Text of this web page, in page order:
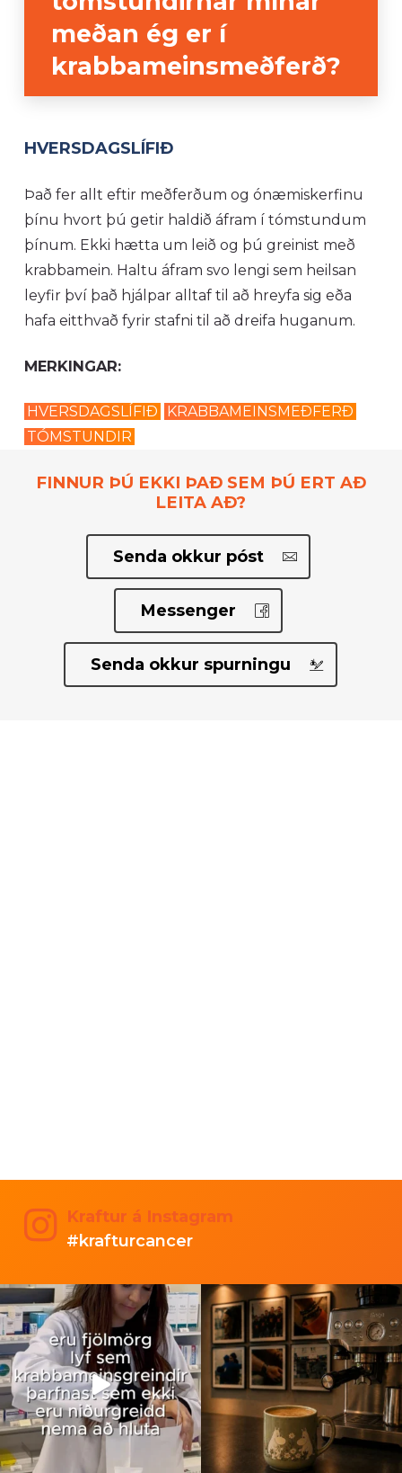
meðan ég er í
krabbameinsmeðferð?
HVERSDAGSLÍFIÐ
Það fer allt eftir meðferðum og ónæmiskerfinu
þínu hvort þú getir haldið áfram í tómstundum
þínum. Ekki hætta um leið og þú greinist með
krabbamein. Haltu áfram svo lengi sem heilsan
leyfir því það hjálpar alltaf til að hreyfa sig eða
hafa eitthvað fyrir stafni til að dreifa huganum.
MERKINGAR:
HVERSDAGSLÍFIÐ
KRABBAMEINSMEÐFERÐ
TÓMSTUNDIR
FINNUR ÞÚ EKKI ÞAÐ SEM ÞÚ ERT AÐ
LEITA AÐ?
Senda okkur póst
Messenger
Senda okkur spurningu
Kraftur á Instagram
#krafturcancer